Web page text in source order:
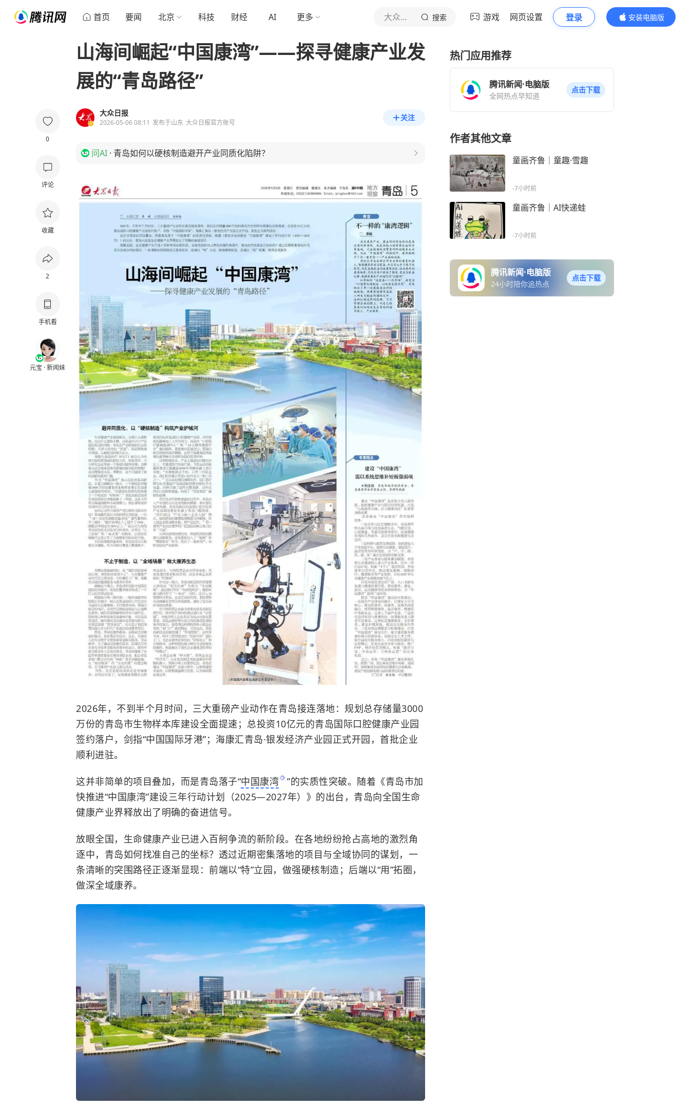
首页 要闻 北京 科技 财经 AI 更多 大众日报 搜索 游戏 网页设置 登录
安装电脑版
内容更精彩
0
评论
收藏
2
手机看
元宝 · 新闻妹
山海间崛起“中国康湾”——探寻健康产业发
展的“青岛路径”
大众日报
2026-05-06 08:11 发布于山东 大众日报官方账号
关注
问AI · 青岛如何以硬核制造避开产业同质化陷阱？
2026年，不到半个月时间，三大重磅产业动作在青岛接连落地：规划总存储量3000
万份的青岛市生物样本库建设全面提速；总投资10亿元的青岛国际口腔健康产业园
签约落户，剑指“中国国际牙港”；海康汇青岛·银发经济产业园正式开园，首批企业
顺利进驻。
这并非简单的项目叠加，而是青岛落子“中国康湾
”的实质性突破。随着《青岛市加
快推进“中国康湾”建设三年行动计划（2025—2027年）》的出台，青岛向全国生命
健康产业界释放出了明确的奋进信号。
放眼全国，生命健康产业已进入百舸争流的新阶段。在各地纷纷抢占高地的激烈角
逐中，青岛如何找准自己的坐标？透过近期密集落地的项目与全域协同的谋划，一
条清晰的突围路径正逐渐显现：前端以“特”立园，做强硬核制造；后端以“用”拓圈，
做深全域康养。
热门应用推荐
腾讯新闻·电脑版
全网热点早知道
点击下载
作者其他文章
童画齐鲁｜童趣·雪趣
-7小时前
童画齐鲁｜AI快递蛙
-7小时前
腾讯新闻·电脑版
24小时陪你追热点
点击下载